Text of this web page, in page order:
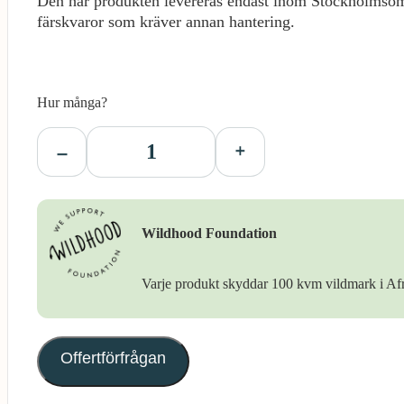
färskvaror som kräver annan hantering.
Hur många?
Wildhood Foundation
Varje produkt skyddar 100 kvm vildmark i
Offertförfrågan